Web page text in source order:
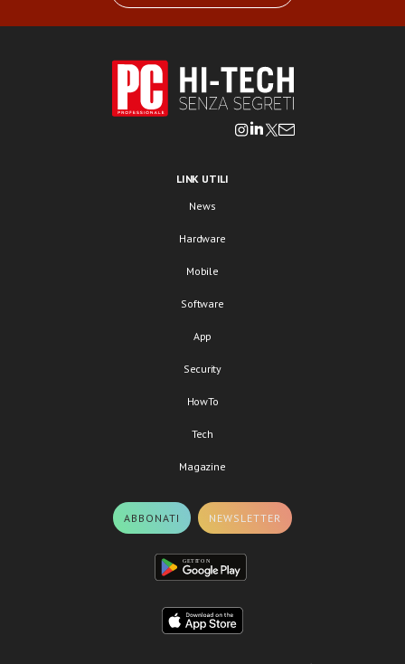
LINK UTILI
News
Hardware
Mobile
Software
App
Security
HowTo
Tech
Magazine
ABBONATI NEWSLETTER